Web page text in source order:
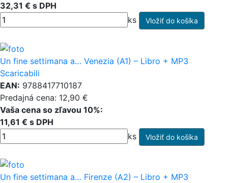
32,31 € s DPH
ks
Un fine settimana a… Venezia (A1) – Libro + MP3
Scaricabili
EAN: 9788417710187
Predajná cena: 12,90 €
Vaša cena so zľavou 10%:
11,61 € s DPH
ks
Un fine settimana a… Firenze (A2) – Libro + MP3